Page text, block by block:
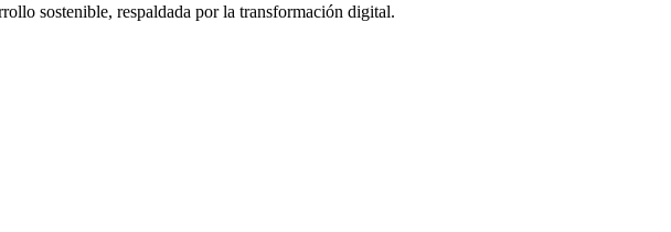
sostenible, respaldada por la transformación digital.